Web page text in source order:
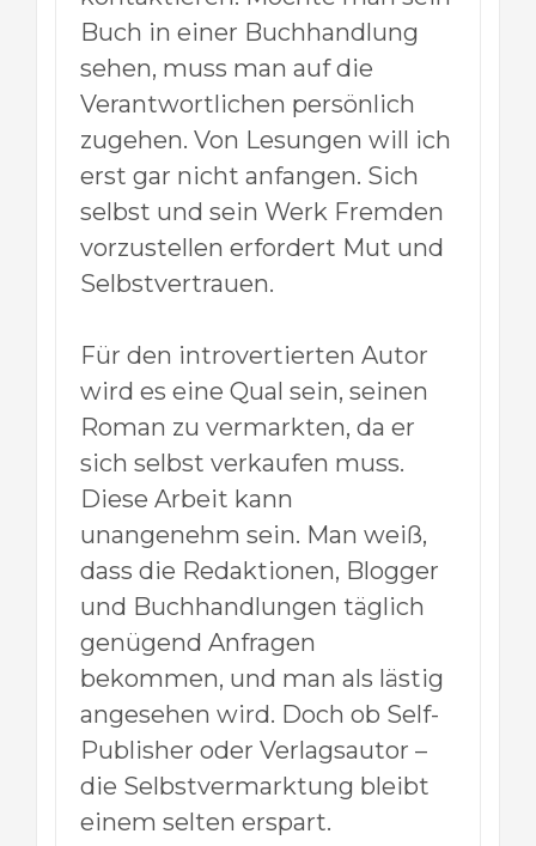
Buch in einer Buchhandlung
sehen, muss man auf die
Verantwortlichen persönlich
zugehen. Von Lesungen will ich
erst gar nicht anfangen. Sich
selbst und sein Werk Fremden
vorzustellen erfordert Mut und
Selbstvertrauen.
Für den introvertierten Autor
wird es eine Qual sein, seinen
Roman zu vermarkten, da er
sich selbst verkaufen muss.
Diese Arbeit kann
unangenehm sein. Man weiß,
dass die Redaktionen, Blogger
und Buchhandlungen täglich
genügend Anfragen
bekommen, und man als lästig
angesehen wird. Doch ob Self-
Publisher oder Verlagsautor –
die Selbstvermarktung bleibt
einem selten erspart.